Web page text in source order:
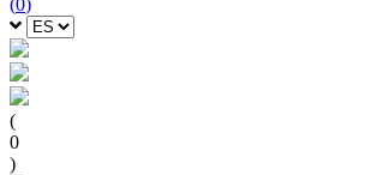
(0)
(
0
)